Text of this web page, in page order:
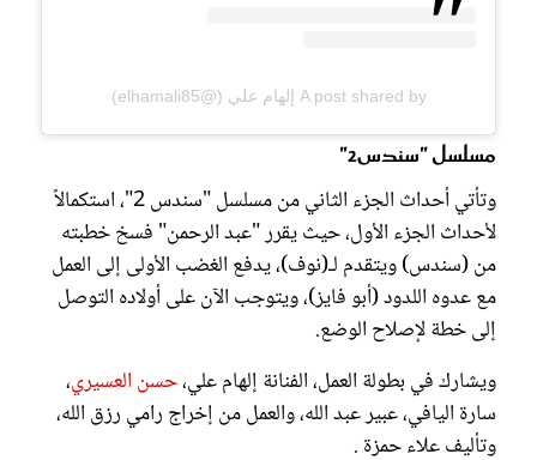
A post shared by إلهام علي (@elhamali85)
مسلسل "سندس2"
وتأتي أحداث الجزء الثاني من مسلسل "سندس 2"، استكمالاً
لأحداث الجزء الأول، حيث يقرر "عبد الرحمن" فسخ خطبته
من (سندس) ويتقدم لـ(نوف)، يدفع الغضب الأولى إلى العمل
مع عدوه اللدود (أبو فايز)، ويتوجب الآن على أولاده التوصل
إلى خطة لإصلاح الوضع.
ويشارك في بطولة العمل، الفنانة إلهام علي،حسن العسيري،
سارة اليافي، عبير عبد الله، والعمل من إخراج رامي رزق الله،
وتأليف علاء حمزة .